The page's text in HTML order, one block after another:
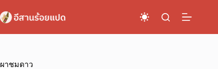
to
content
ผาชมดาว